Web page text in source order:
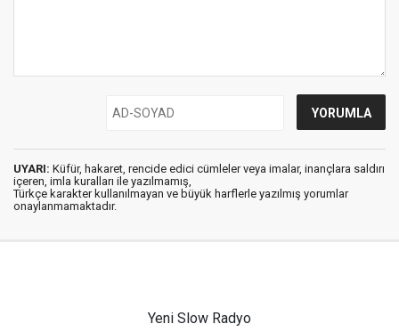
UYARI: Küfür, hakaret, rencide edici cümleler veya imalar, inançlara saldırı
içeren, imla kuralları ile yazılmamış,
Türkçe karakter kullanılmayan ve büyük harflerle yazılmış yorumlar
onaylanmamaktadır.
Yeni Slow Radyo